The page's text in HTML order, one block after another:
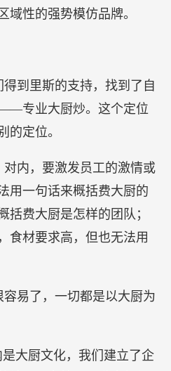
域性的强势模仿品牌。
到里斯的支持，找到了自
专业大厨炒。这个定位
的定位。
内，要激发员工的激情或
用一句话来概括费大厨的
括费大厨是怎样的团队；
食材要求高，但也无法用
易了，一切都是以大厨为
大厨文化，我们建立了企